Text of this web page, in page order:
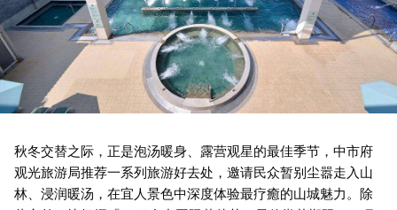
秋冬交替之际，正是泡汤暖身、露营观星的最佳季节，中市府
观光旅游局推荐一系列旅游好去处，邀请民众暂别尘嚣走入山
林、浸润暖汤，在宜人景色中深度体验最疗癒的山城魅力。除